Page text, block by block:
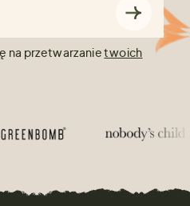
na przetwarzanietwoich